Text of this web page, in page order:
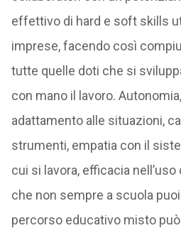
effettivo di hard e soft skills
imprese, facendo così
tutte quelle doti che si
con mano il lavoro.
adattamento alle situazioni,
strumenti, empatia con il
cui si lavora, efficacia
che non sempre a scuola
percorso educativo misto